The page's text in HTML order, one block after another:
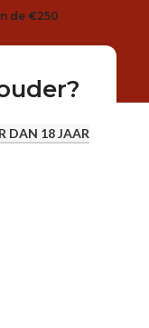
DAN 18 JAAR
de €250